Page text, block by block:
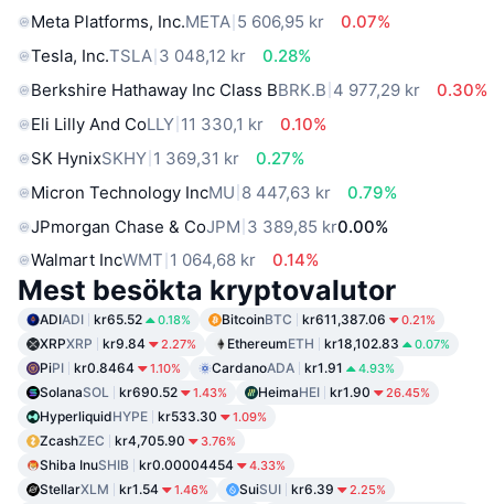
Meta Platforms, Inc.META 5 606,95 kr
0.07%
Tesla, Inc.TSLA 3 048,12 kr
0.28%
Berkshire Hathaway Inc Class BBRK.B 4 977,29 kr
0.30%
Eli Lilly And CoLLY 11 330,1 kr
0.10%
SK HynixSKHY 1 369,31 kr
0.27%
Micron Technology IncMU 8 447,63 kr
0.79%
JPmorgan Chase & CoJPM 3 389,85 kr0.00%
Walmart IncWMT 1 064,68 kr 0.14%
Mest besökta kryptovalutor
ADIADI kr65.52 0.18% BitcoinBTC kr611,387.06 0.21%
XRPXRP kr9.84 2.27% EthereumETH kr18,102.83 0.07%
PiPI kr0.8464 1.10% CardanoADA kr1.91 4.93%
SolanaSOL kr690.52 1.43% HeimaHEI kr1.90 26.45%
HyperliquidHYPE kr533.30 1.09%
ZcashZEC kr4,705.90 3.76%
Shiba InuSHIB kr0.00004454 4.33%
StellarXLM kr1.54 1.46% SuiSUI kr6.39 2.25%